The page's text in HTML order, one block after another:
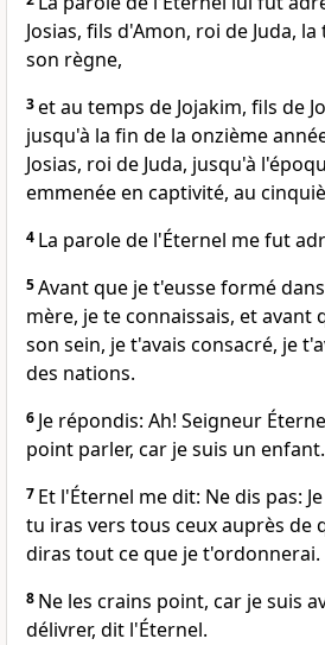
Josias, fils d'Amon, roi de Juda,
son règne,
3et au temps de Jojakim, fils de
jusqu'à la fin de la onzième
Josias, roi de Juda, jusqu'à
emmenée en captivité, au
4 La parole de l'Éternel me fut
5Avant que je t'eusse formé
mère, je te connaissais, et avant
son sein, je t'avais consacré, je
des nations.
6 Je répondis: Ah! Seigneur
point parler, car je suis un enfant.
7 Et l'Éternel me dit: Ne dis pas:
tu iras vers tous ceux auprès de
diras tout ce que je t'ordonnerai.
8 Ne les crains point, car je suis
délivrer, dit l'Éternel.